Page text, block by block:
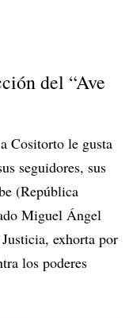
del “Ave
Cositorto le gusta
seguidores, sus
(República
Miguel Ángel
exhorta por
los poderes